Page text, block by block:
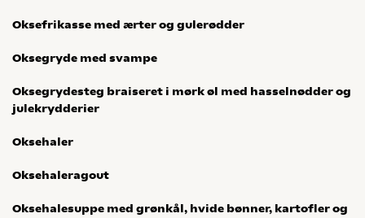
Oksefrikasse med ærter og gulerødder
Oksegryde med svampe
Oksegrydesteg braiseret i mørk øl med hasselnødder og
julekrydderier
Oksehaler
Oksehaleragout
Oksehalesuppe med grønkål, hvide bønner, kartofler og